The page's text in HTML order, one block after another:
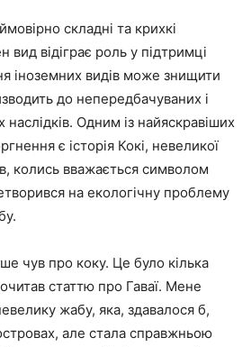
складні та крихкі
відіграє роль у підтримці
іноземних видів може знищити
до непередбачуваних і
наслідків. Одним із найяскравіших
є історія Кокі, невеликої
колись вважається символом
на екологічну проблему
чув про коку. Це було кілька
статтю про Гаваї. Мене
жабу, яка, здавалося б,
але стала справжньою